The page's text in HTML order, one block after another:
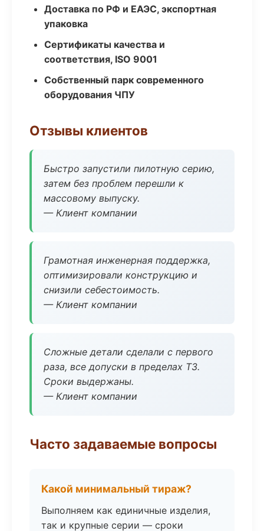
Доставка по РФ и ЕАЭС, экспортная
упаковка
Сертификаты качества и
соответствия, ISO 9001
Собственный парк современного
оборудования ЧПУ
Отзывы клиентов
Быстро запустили пилотную серию,
затем без проблем перешли к
массовому выпуску.
— Клиент компании
Грамотная инженерная поддержка,
оптимизировали конструкцию и
снизили себестоимость.
— Клиент компании
Сложные детали сделали с первого
раза, все допуски в пределах ТЗ.
Сроки выдержаны.
— Клиент компании
Часто задаваемые вопросы
Какой минимальный тираж?
Выполняем как единичные изделия,
так и крупные серии — сроки